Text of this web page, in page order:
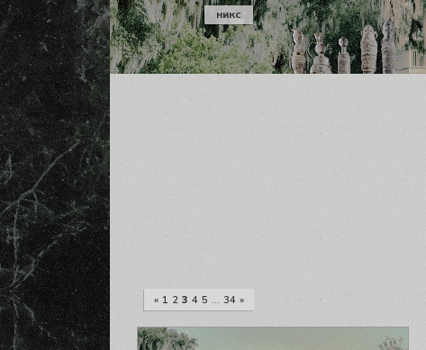
у никс опора — она сама, даже если
уже давно изломанная, совершенно
ненадежная, но помощи она просит
тогда, когда не остается уже выбора.
никс
« 1 2 3 4 5 … 34 »